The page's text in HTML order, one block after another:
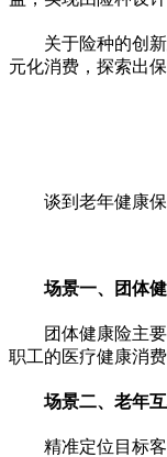
关于险种的创
元化消费，探索出
谈到老年健康
场景一、团体
团体健康险主
职工的医疗健康消
场景二、老年
精准定位目标